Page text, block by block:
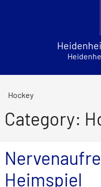
Hockey
Category:
Heimspiel